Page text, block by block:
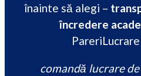
înainte să alegi –
încredere
comandă lucrare